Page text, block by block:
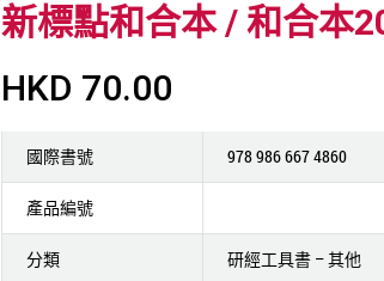
新標點和合本 / 和合本
HKD 70.00
國際書號 978 986 667 4860
產品編號
分類 研經工具書 – 其他